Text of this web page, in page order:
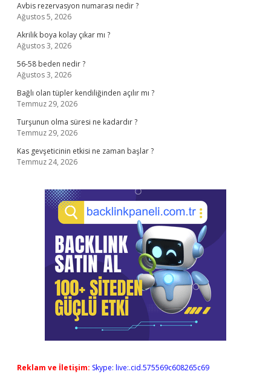
Avbis rezervasyon numarası nedir ?
Ağustos 5, 2026
Akrilik boya kolay çıkar mı ?
Ağustos 3, 2026
56-58 beden nedir ?
Ağustos 3, 2026
Bağlı olan tüpler kendiliğinden açılır mı ?
Temmuz 29, 2026
Turşunun olma süresi ne kadardır ?
Temmuz 29, 2026
Kas gevşeticinin etkisi ne zaman başlar ?
Temmuz 24, 2026
Reklam ve İletişim: Skype: live:.cid.575569c608265c69